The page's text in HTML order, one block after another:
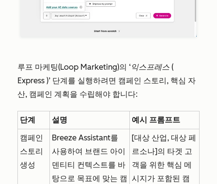
루프 마케팅(Loop Marketing)의 ‘익스프레스 (
Express )’ 단계를 실행하려면 캠페인 스토리, 핵심 자
산, 캠페인 계획을 수립해야 합니다:
단계 설명
예시 프롬프트
캠페인
스토리
생성
Breeze Assistant를
사용하여 브랜드 아이
덴티티 컨텍스트를 바
탕으로 목표에 맞는 캠
[대상 산업, 대상 페
르소나]의 타겟 고
객을 위한 핵심 메
시지가 포함된 캠